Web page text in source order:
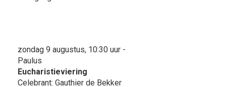
zondag 9 augustus, 10:30 uur -
Paulus
Eucharistieviering
Celebrant: Gauthier de Bekker